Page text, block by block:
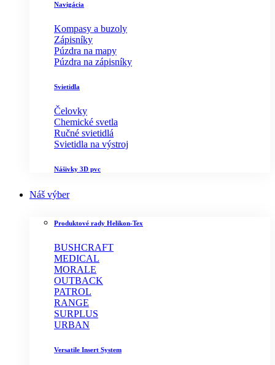
Navigácia
Kompasy a buzoly
Zápisníky
Púzdra na mapy
Púzdra na zápisníky
Svietidla
Čelovky
Chemické svetla
Ručné svietidlá
Svietidla na výstroj
Nášivky 3D pvc
Náš výber
Produktové rady Helikon-Tex
BUSHCRAFT
MEDICAL
MORALE
OUTBACK
PATROL
RANGE
SURPLUS
URBAN
Versatile Insert System